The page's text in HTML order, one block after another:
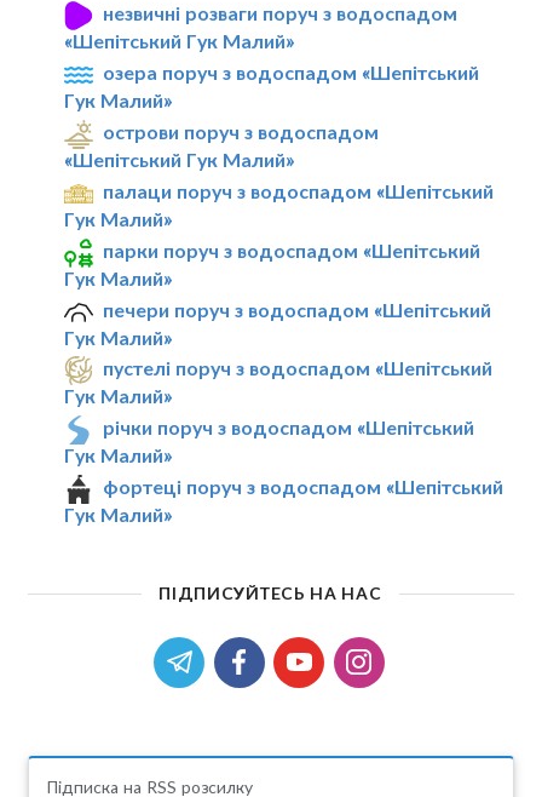
незвичні розваги поруч з водоспадом
«Шепітський Гук Малий»
озера поруч з водоспадом «Шепітський
Гук Малий»
острови поруч з водоспадом
«Шепітський Гук Малий»
палаци поруч з водоспадом «Шепітський
Гук Малий»
парки поруч з водоспадом «Шепітський
Гук Малий»
печери поруч з водоспадом «Шепітський
Гук Малий»
пустелі поруч з водоспадом «Шепітський
Гук Малий»
річки поруч з водоспадом «Шепітський
Гук Малий»
фортеці поруч з водоспадом «Шепітський
Гук Малий»
ПІДПИСУЙТЕСЬ НА НАС
Підписка на RSS розсилку